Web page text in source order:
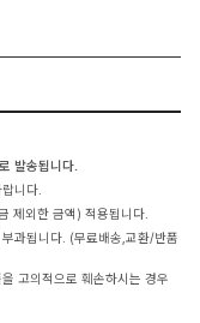
발송됩니다.
니다.
제외한 금액) 적용됩니다.
과됩니다. (무료배송,교환/반품
고의적으로 훼손하시는 경우